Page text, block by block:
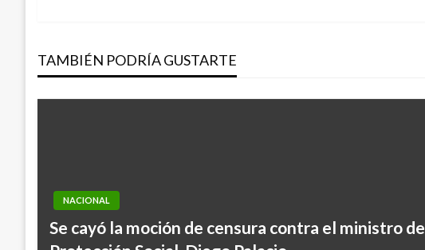
entradas
TAMBIÉN PODRÍA GUSTARTE
NACIONAL
Se cayó la moción de censura contra el ministro de